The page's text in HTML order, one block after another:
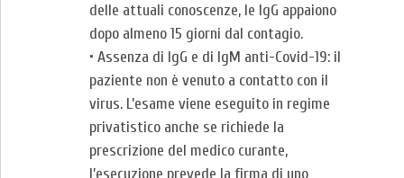
delle attuali conoscenze, le IgG appaiono
dopo almeno 15 giorni dal contagio.
• Assenza di IgG e di IgM anti-Covid-19: il
paziente non è venuto a contatto con il
virus. L’esame viene eseguito in regime
privatistico anche se richiede la
prescrizione del medico curante,
l’esecuzione prevede la firma di uno